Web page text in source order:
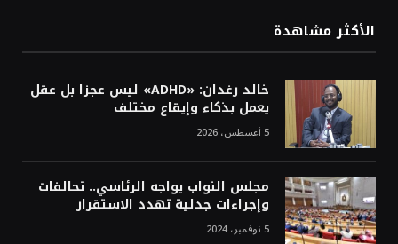
الأكثر مشاهدة
خالد رغدان: «ADHD» ليس عجزا بل عقل
يعمل بذكاء وإيقاع مختلف
5 أغسطس، 2026
مجلس النواب يواجه الرئاسي.. تحالفات
وإجراءات جدلية تهدد الاستقرار
5 نوفمبر، 2024